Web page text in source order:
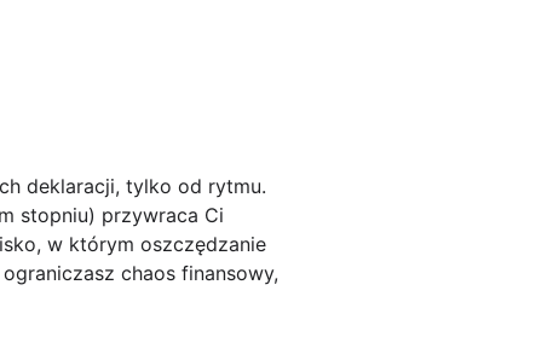
deklaracji, tylko od rytmu.
stopniu) przywraca Ci
w którym oszczędzanie
chaos finansowy,